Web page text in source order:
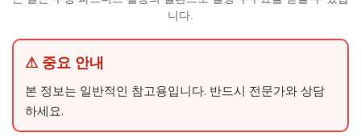
니다.
⚠ 중요 안내
본 정보는 일반적인 참고용입니다. 반드시 전문가와 상담
하세요.